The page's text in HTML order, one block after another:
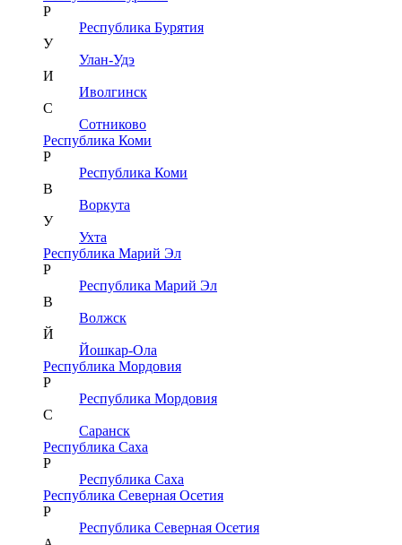
Р
Республика Бурятия
У
Улан-Удэ
И
Иволгинск
С
Сотниково
Республика Коми
Р
Республика Коми
В
Воркута
У
Ухта
Республика Марий Эл
Р
Республика Марий Эл
В
Волжск
Й
Йошкар-Ола
Республика Мордовия
Р
Республика Мордовия
С
Саранск
Республика Саха
Р
Республика Саха
Республика Северная Осетия
Р
Республика Северная Осетия